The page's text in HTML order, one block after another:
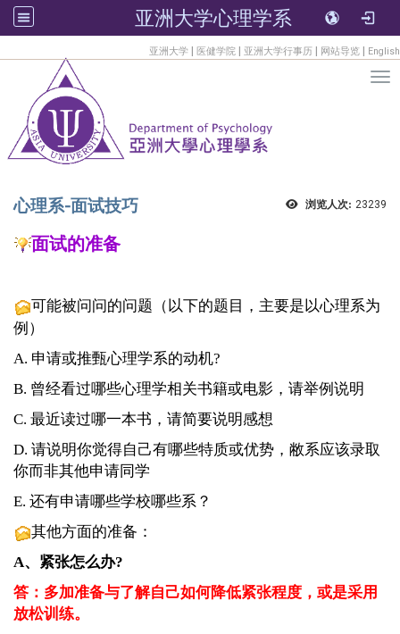
亚洲大学心理学系
亚洲大学 | 医健学院 | 亚洲大学行事历 | 网站导览 | English
浏览人次: 23239
心理系-面试技巧
面试的准备
可能被问问的问题（以下的题目，主要是以心理系为
例）
A. 申请或推甄心理学系的动机?
B. 曾经看过哪些心理学相关书籍或电影，请举例说明
C. 最近读过哪一本书，请简要说明感想
D. 请说明你觉得自己有哪些特质或优势，敝系应该录取
你而非其他申请同学
E. 还有申请哪些学校哪些系？
其他方面的准备：
A、紧张怎么办?
答：多加准备与了解自己如何降低紧张程度，或是采用
放松训练。